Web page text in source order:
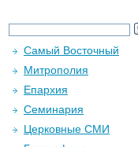
Самый Восточный
Митрополия
Епархия
Семинария
Церковные СМИ